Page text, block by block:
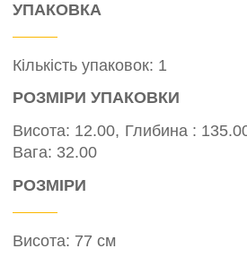
УПАКОВКА
Кількість упаковок: 1
РОЗМІРИ УПАКОВКИ
Висота: 12.00, Глибина :
Вага: 32.00
РОЗМІРИ
Висота: 77 см